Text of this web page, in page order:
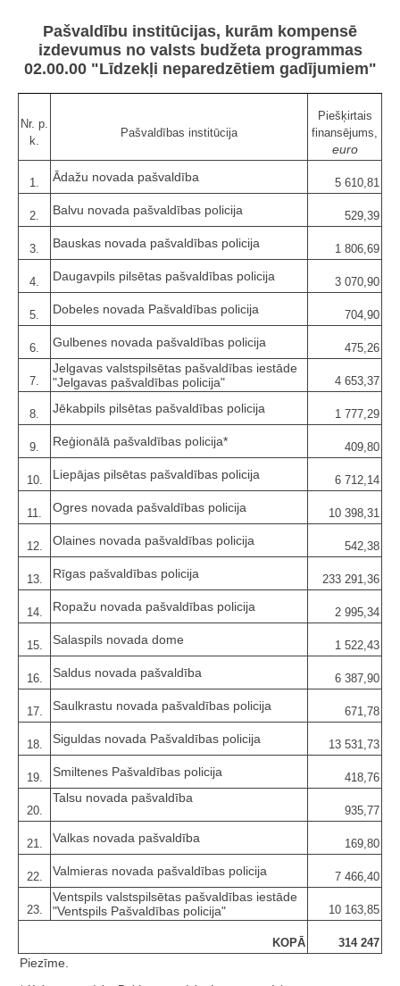
Pašvaldību institūcijas, kurām kompensē
izdevumus no valsts budžeta programmas
02.00.00 "Līdzekļi neparedzētiem gadījumiem"
Nr. p.
k.
Pašvaldības institūcija
Piešķirtais
finansējums,
euro
1. Ādažu novada pašvaldība 5 610,81
2. Balvu novada pašvaldības policija 529,39
3. Bauskas novada pašvaldības policija 1 806,69
4. Daugavpils pilsētas pašvaldības policija 3 070,90
5. Dobeles novada Pašvaldības policija 704,90
6. Gulbenes novada pašvaldības policija 475,26
7.
Jelgavas valstspilsētas pašvaldības iestāde
"Jelgavas pašvaldības policija"
4 653,37
8. Jēkabpils pilsētas pašvaldības policija 1 777,29
9. Reģionālā pašvaldības policija* 409,80
10. Liepājas pilsētas pašvaldības policija 6 712,14
11. Ogres novada pašvaldības policija 10 398,31
12. Olaines novada pašvaldības policija 542,38
13. Rīgas pašvaldības policija 233 291,36
14. Ropažu novada pašvaldības policija 2 995,34
15. Salaspils novada dome 1 522,43
16. Saldus novada pašvaldība 6 387,90
17. Saulkrastu novada pašvaldības policija 671,78
18. Siguldas novada Pašvaldības policija 13 531,73
19. Smiltenes Pašvaldības policija 418,76
20.
Talsu novada pašvaldība
935,77
21. Valkas novada pašvaldība 169,80
22. Valmieras novada pašvaldības policija 7 466,40
23.
Ventspils valstspilsētas pašvaldības iestāde
"Ventspils Pašvaldības policija"
10 163,85
KOPĀ 314 247
Piezīme.